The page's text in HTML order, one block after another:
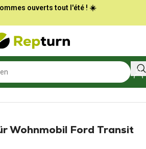
ouverts tout l'été ! ☀️
Wohnmobil Ford Transit